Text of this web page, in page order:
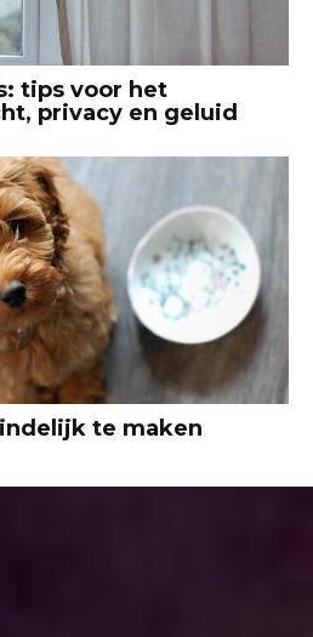
tips voor het
privacy en geluid
te maken